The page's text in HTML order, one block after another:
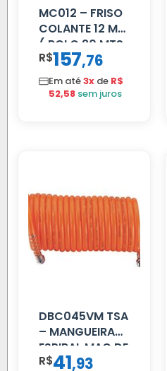
MC012 – FRISO
COLANTE 12 MM
( ROLO 20 MTS
)
R$157,76
Em até3x de R$
52,58 sem juros
DBC045VM TSA
– MANGUEIRA
ESPIRAL MAO DE
AMIGO UNIV 16
R$41,93